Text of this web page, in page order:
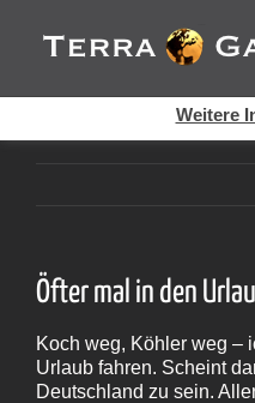
Inhalt
springen
Öfter mal in den
Koch weg, Köhler weg –
Urlaub fahren. Scheint
Deutschland zu sein.
Cookies helfen auf auf
Dienste. Durch die Nutzung
Weitere